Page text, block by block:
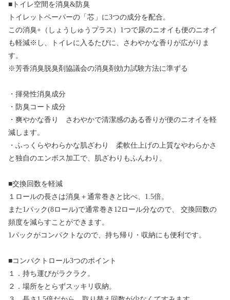
■トイレ空間を消臭&防臭
トイレットペーパーの「芯」に3つの成分を配合。
この消臭+（しょうしゅうプラス）1つで尿のニオイも便のニオイ
も軽減※し、トイレに入るたびに、さわやかな香りが広がりま
す。
※芳香消臭脱臭剤協議会の消臭剤効力試験方法に準ずる
・揮発性消臭成分
・防臭コート成分
・爽やかな香り さわやかで清潔感のある香りが便のニオイを軽
減します。
・ふっくらやわらかな肌ざわり 柔軟仕上げの上質なやわらかさ
と独自のエンボス加工で、肌ざわりもふんわり。
■交換回数を軽減
１ロールの長さは消臭＋通常巻きと比べ、1.5倍。
また1パック(8ロール)で通常巻き12ロール分なので、 交換回数の
頻度を減らすことができます。
1パックがコンパクトなので、持ち帰り・収納にも便利です。
■コンパクトロール3つのポイント
１．持ち運びがラクラク。
２．場所をとらずスッキリ収納。